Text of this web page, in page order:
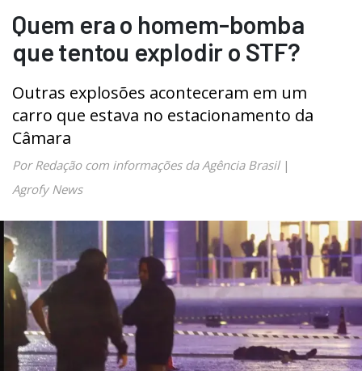
Quem era o homem-bomba
que tentou explodir o STF?
Outras explosões aconteceram em um
carro que estava no estacionamento da
Câmara
Por Redação com informações da Agência Brasil|
Agrofy News